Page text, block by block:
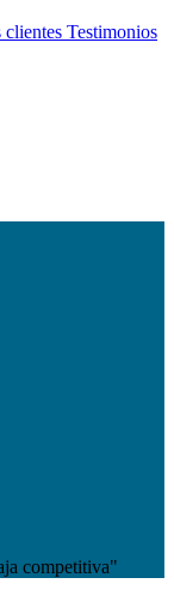
clientes Testimonios
competitiva"